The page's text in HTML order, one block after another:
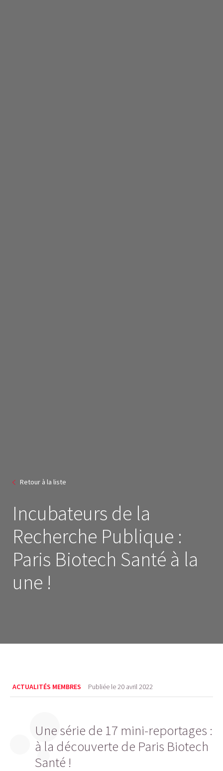
Retour à la liste
Incubateurs de la
Recherche Publique :
Paris Biotech Santé à la
une !
ACTUALITÉS MEMBRES Publiée le20 avril 2022
Une série de 17 mini-reportages :
à la découverte de Paris Biotech
Santé !